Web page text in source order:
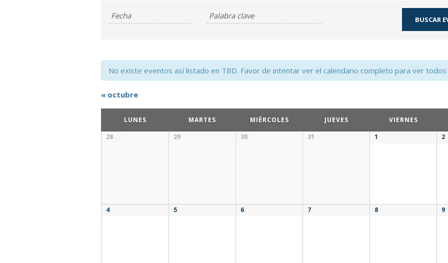
Y
DE
VISTAS
DE
EVENTOS
de
No existe eventos así listado en TBD. Favor de intentar ver el calendario completo para ver
« octubre
CALENDARIO
Calendario
LUNES MARTES MIÉRCOLES JUEVES VIERNES
28
29 30 31 1 2
4 5 6 7 8 9